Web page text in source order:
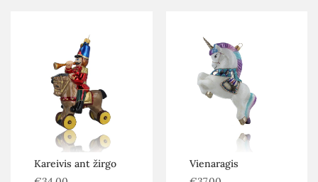
Eglutės, dekoracijos ir priedai
Senoviniai žaislai
Šiuolaikiniai žaislai
Kareivis ant žirgo
Vienaragis